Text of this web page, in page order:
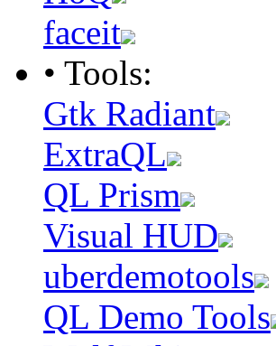
faceit
• Tools:
Gtk Radiant
ExtraQL
QL Prism
Visual HUD
uberdemotools
QL Demo Tools